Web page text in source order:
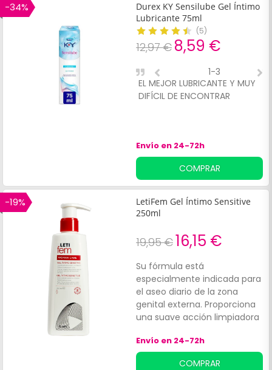
-34%
Durex KY Sensilube Gel Íntimo
Lubricante 75ml
(5)
12,97 € 8,59 €
EL MEJOR LUBRICANTE Y MUY
DIFÍCIL DE ENCONTRAR
1-3
Envío en 24-72h
COMPRAR
-19%
LetiFem Gel Íntimo Sensitive
250ml
19,95 €16,15 €
Su fórmula está
especialmente indicada para
el aseo diario de la zona
genital externa. Proporciona
una suave acción limpiadora
con esta delicada zona.
Envío en 24-72h
COMPRAR